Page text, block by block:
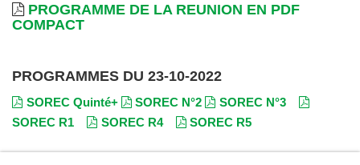
PROGRAMME DE LA REUNION EN PDF
COMPACT
PROGRAMMES DU 23-10-2022
SOREC Quinté+ SOREC N°2
SOREC N°3
SOREC R1
SOREC R4 SOREC R5